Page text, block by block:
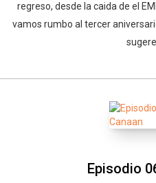
regreso, desde la caida de el
vamos rumbo al tercer
Episodio